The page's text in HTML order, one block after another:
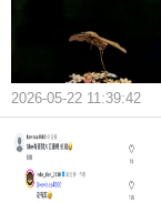
2026-05-22 11:39:42